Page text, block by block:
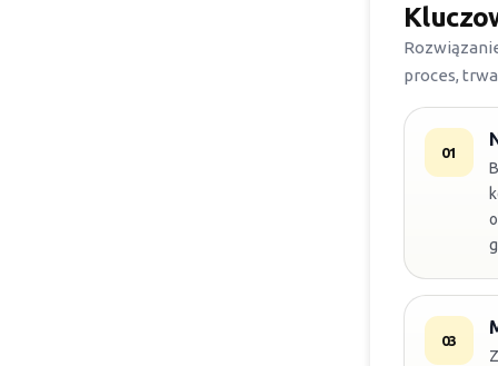
proces,
01
03